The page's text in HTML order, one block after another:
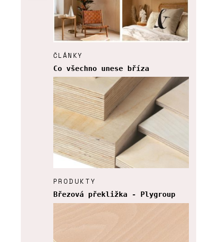
ČLÁNKY
Co všechno unese bříza
PRODUKTY
Březová překližka - Plygroup